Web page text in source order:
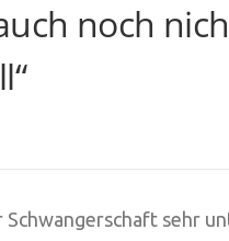
noch
Schwangerschaft sehr